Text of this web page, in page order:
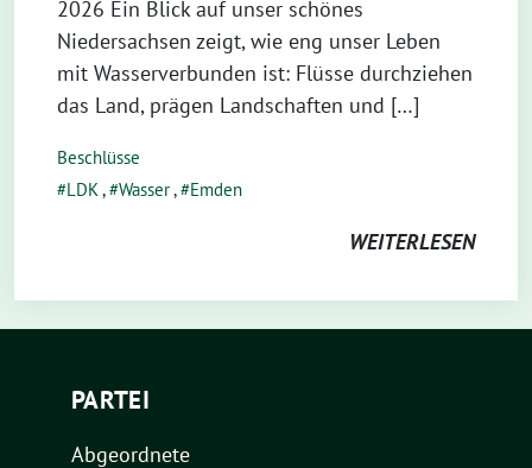
2026 Ein Blick auf unser schönes
Niedersachsen zeigt, wie eng unser Leben
mit Wasserverbunden ist: Flüsse durchziehen
das Land, prägen Landschaften und […]
Beschlüsse
LDK, Wasser, Emden
WEITERLESEN
PARTEI
Abgeordnete